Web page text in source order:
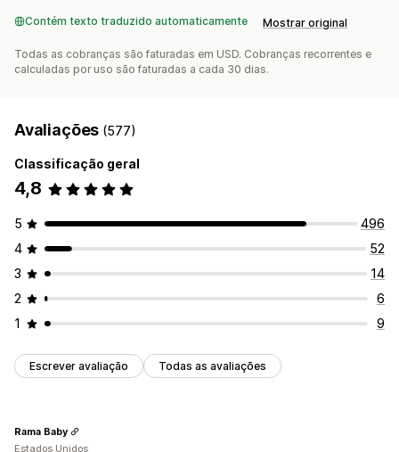
Contém texto traduzido automaticamente Mostrar original
Todas as cobranças são faturadas em USD. Cobranças recorrentes e
calculadas por uso são faturadas a cada 30 dias.
Avaliações (577)
Classificação geral
4,8
5
496
4
52
3
14
2
6
1
9
Escrever avaliação Todas as avaliações
Rama Baby
Estados Unidos